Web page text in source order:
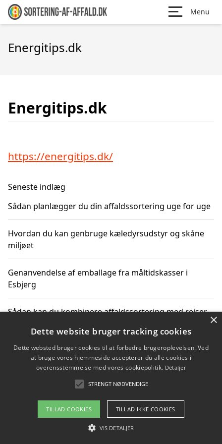
Menu
Energitips.dk
Energitips.dk
https://energitips.dk/
Seneste indlæg
Sådan planlægger du din affaldssortering uge for uge
Hvordan du kan genbruge kæledyrsudstyr og skåne
miljøet
Genanvendelse af emballage fra måltidskasser i
Esbjerg
Sådan kan du kombinere affaldssortering med rejser
Hvordan affaldssortering kan bidrage til co2 reduktion
Om / kontakt
Blog Betingelser
×
Dette website bruger tracking cookies
Dette websted bruger cookies til at forbedre brugeroplevelsen. Ved
at bruge vores hjemmeside accepterer du alle cookies i
overensstemmelse med vores cookiepolitik. Detaljer
STRENGT NØDVENDIGE
TILLAD COOKIES TILLAD IKKE COOKIES
VIS DETALJER